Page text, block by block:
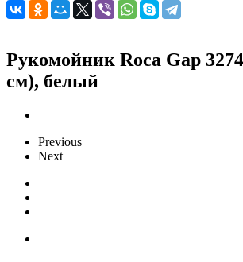
Рукомойник Roca Gap
см), белый
Previous
Next